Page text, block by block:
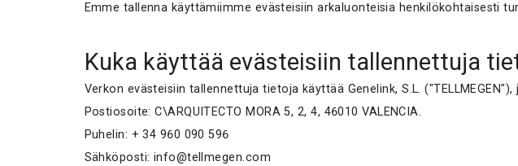
Emme tallenna käyttämiimme evästeisiin arkaluonteisia henkilökohtaisesti
Kuka käyttää evästeisiin tallennettuja
Verkon evästeisiin tallennettuja tietoja käyttää Genelink, S.L. ("TELLMEGEN"),
Postiosoite: C\ARQUITECTO MORA 5, 2, 4, 46010 VALENCIA.
Puhelin: + 34 960 090 596
Sähköposti: info@tellmegen.com